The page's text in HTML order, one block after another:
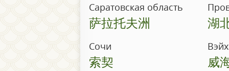
Саратовская область
萨拉托夫洲 湖
Сочи
索契 威